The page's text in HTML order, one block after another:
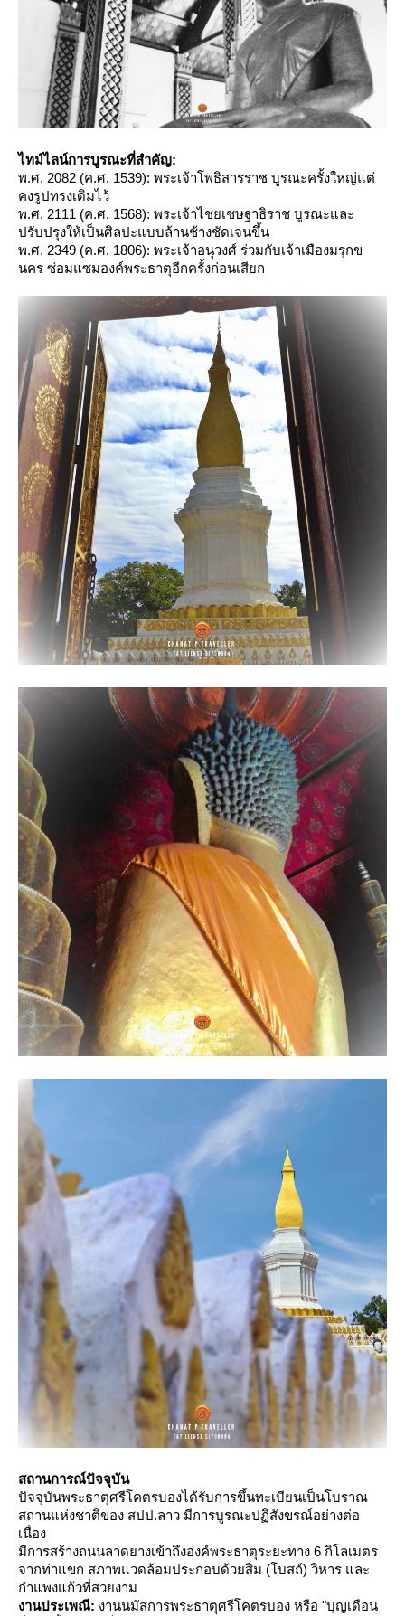
ไทม์ไลน์การบูรณะที่สำคัญ:
พ.ศ. 2082 (ค.ศ. 1539): พระเจ้าโพธิสารราช บูรณะครั้งใหญ่แต่
คงรูปทรงเดิมไว้
พ.ศ. 2111 (ค.ศ. 1568): พระเจ้าไชยเชษฐาธิราช บูรณะและ
ปรับปรุงให้เป็นศิลปะแบบล้านช้างชัดเจนขึ้น
พ.ศ. 2349 (ค.ศ. 1806): พระเจ้าอนุวงศ์ ร่วมกับเจ้าเมืองมรุกข
นคร ซ่อมแซมองค์พระธาตุอีกครั้งก่อนเสียก
สถานการณ์ปัจจุบัน
ปัจจุบันพระธาตุศรีโคตรบองได้รับการขึ้นทะเบียนเป็นโบราณ
สถานแห่งชาติของ สปป.ลาว มีการบูรณะปฏิสังขรณ์อย่างต่อ
เนื่อง
มีการสร้างถนนลาดยางเข้าถึงองค์พระธาตุระยะทาง 6 กิโลเมตร
จากท่าแขก สภาพแวดล้อมประกอบด้วยสิม (โบสถ์) วิหาร และ
กำแพงแก้วที่สวยงาม
งานประเพณี: งานนมัสการพระธาตุศรีโคตรบอง หรือ "บุญเดือน